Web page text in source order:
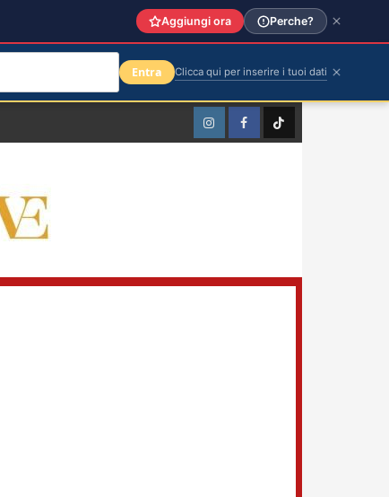
InstagramFacebookTikTok
Aggiungi ora Perche?
Entra Clicca qui per inserire i tuoi dati